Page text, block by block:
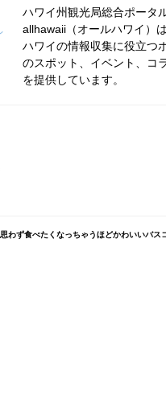
ハワイ州観光局総合ポータ
allhawaii（オールハワイ）
ハワイの情報収集に役立つ
のスポット、イベント、コ
を提供しています。
思わず食べたくなっちゃうほどかわいいバ